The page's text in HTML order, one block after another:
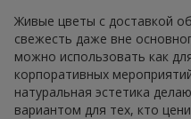
Живые цветы с доставкой
свежесть даже вне
можно использовать как
корпоративных
натуральная эстетика
вариантом для тех, кто